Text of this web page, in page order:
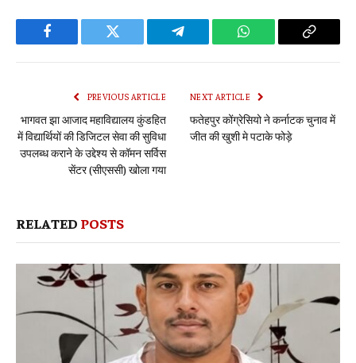
Facebook Twitter Telegram WhatsApp Copy
PREVIOUS ARTICLE
भागवत झा आजाद महाविद्यालय कुंडहित
में विद्यार्थियों की डिजिटल सेवा की सुविधा
उपलब्ध कराने के उद्देश्य से कॉमन सर्विस
सेंटर (सीएससी) खोला गया
NEXT ARTICLE
फतेहपुर कोंग्रेसियो ने कर्नाटक चुनाव में
जीत की खुशी मे पटाके फोड़े
RELATED POSTS